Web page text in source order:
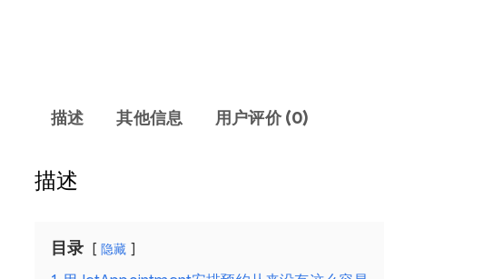
描述 其他信息 用户评价 (0)
描述
目录 隐藏